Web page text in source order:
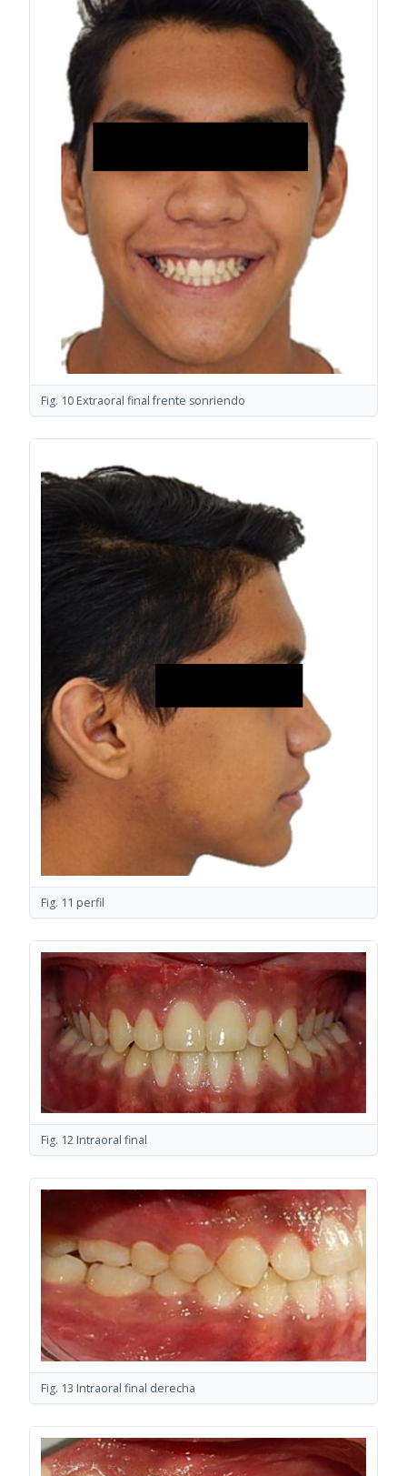
Fig. 10 Extraoral final frente sonriendo
Fig. 11 perfil
Fig. 12 Intraoral final
Fig. 13 Intraoral final derecha